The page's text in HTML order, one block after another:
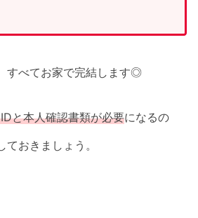
すべてお家で完結します◎
と本人確認書類が必要になるの
おきましょう。